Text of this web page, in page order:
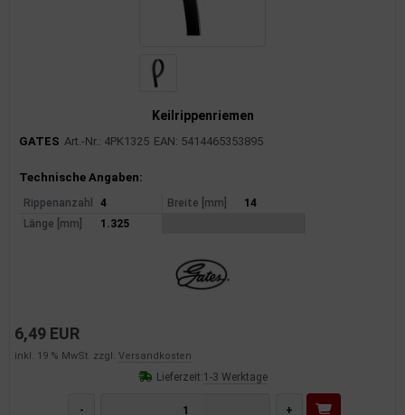
Keilrippenriemen
GATES Art.-Nr.: 4PK1325 EAN: 5414465353895
Produktinformationen
Technische Angaben:
Rippenanzahl 4 Breite [mm]
14
Länge [mm]
1.325
6,49 EUR
inkl. 19 % MwSt. zzgl. Versandkosten
Lieferzeit:1-3 Werktage
- +